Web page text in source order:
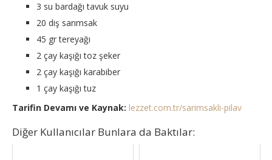
3 su bardağı tavuk suyu
20 diş sarımsak
45 gr tereyağı
2 çay kaşığı toz şeker
2 çay kaşığı karabiber
1 çay kaşığı tuz
Tarifin Devamı ve Kaynak: lezzet.com.tr/sarimsakli-pilav
Diğer Kullanıcılar Bunlara da Baktılar: